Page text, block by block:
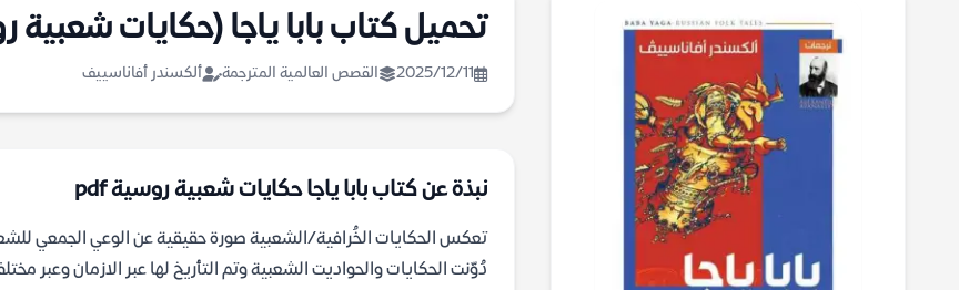
تحميل كتاب بابا ياجا (حكايات
2025/12/11 القصص العالمية المترجمة ألكسندر أفاناسييف
نبذة عن كتاب بابا ياجا حكايات شعبية روسية pdf
تعكس الحكايات الخُرافية/الشعبية صورة حقيقية عن الوعي الجمعي
دُوّنت الحكايات والحواديت الشعبية وتم التأريخ لها عبر الازمان وعبر